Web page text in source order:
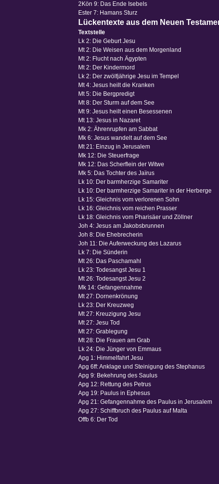
2Kön 9: Das Ende Isebels
Ester 7: Hamans Sturz
Lückentexte aus dem Neuen
Textstelle
Lk 2: Die Geburt Jesu
Mt 2: Die Weisen aus dem Morgenland
Mt 2: Flucht nach Ägypten
Mt 2: Der Kindermord
Lk 2: Der zwölfjährige Jesu im Tempel
Mt 4: Jesus heilt die Kranken
Mt 5: Die Bergpredigt
Mt 8: Der Sturm auf dem See
Mt 9: Jesus heilt einen Besessenen
Mt 13: Jesus in Nazaret
Mk 2: Ährenrupfen am Sabbat
Mk 6: Jesus wandelt auf dem See
Mt 21: Einzug in Jerusalem
Mk 12: Die Steuerfrage
Mk 12: Das Scherflein der Witwe
Mk 5: Das Tochter des Jaïrus
Lk 10: Der barmherzige Samariter
Lk 10: Der barmherzige Samariter in der Herberge
Lk 15: Gleichnis vom verlorenen Sohn
Lk 16: Gleichnis vom reichen Prasser
Lk 18: Gleichnis vom Pharisäer und Zöllner
Joh 4: Jesus am Jakobsbrunnen
Joh 8: Die Ehebrecherin
Joh 11: Die Auferweckung des Lazarus
Lk 7: Die Sünderin
Mt 26: Das Paschamahl
Lk 23: Todesangst Jesu 1
Mt 26: Todesangst Jesu 2
Mk 14: Gefangennahme
Mt 27: Dornenkrönung
Lk 23: Der Kreuzweg
Mt 27: Kreuzigung Jesu
Mt 27: Jesu Tod
Mt 27: Grablegung
Mt 28: Die Frauen am Grab
Lk 24: Die Jünger von Emmaus
Apg 1: Himmelfahrt Jesu
Apg 6ff: Anklage und Steinigung des Stephanus
Apg 9: Bekehrung des Saulus
Apg 12: Rettung des Petrus
Apg 19: Paulus in Ephesus
Apg 21: Gefangennahme des Paulus in Jerusalem
Apg 27: Schiffbruch des Paulus auf Malta
Offb 6: Der Tod